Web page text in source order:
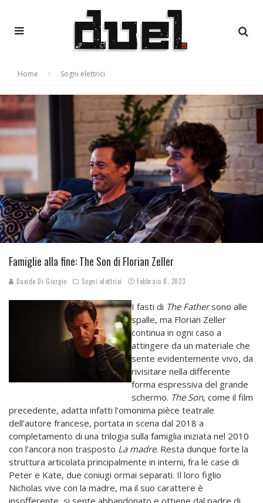
Home Sogni elettrici
Famiglie alla fine: The Son di Florian Zeller
Davide Di Giorgio Sogni elettrici Febbraio 8, 2023
I fasti di The Fathersono alle
spalle, ma Florian Zeller
continua in ogni caso a
attingere da un materiale che
sente evidentemente vivo, da
rivisitare nella differente
forma espressiva del grande
schermo. The Son, come il film
precedente, adatta infatti l’omonima pièce teatrale
dell’autore francese, portata in scena dal 2018 a
completamento di una trilogia sulla famiglia iniziata nel 2010
con l’ancora non trasposto La madre. Resta dunque forte la
struttura articolata principalmente in interni, fra le case di
Peter e Kate, due coniugi ormai separati. Il loro figlio
Nicholas vive con la madre, ma il suo carattere è